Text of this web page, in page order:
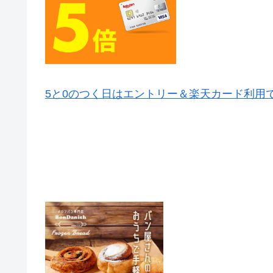
5と0のつく日はエントリー＆楽天カード利用